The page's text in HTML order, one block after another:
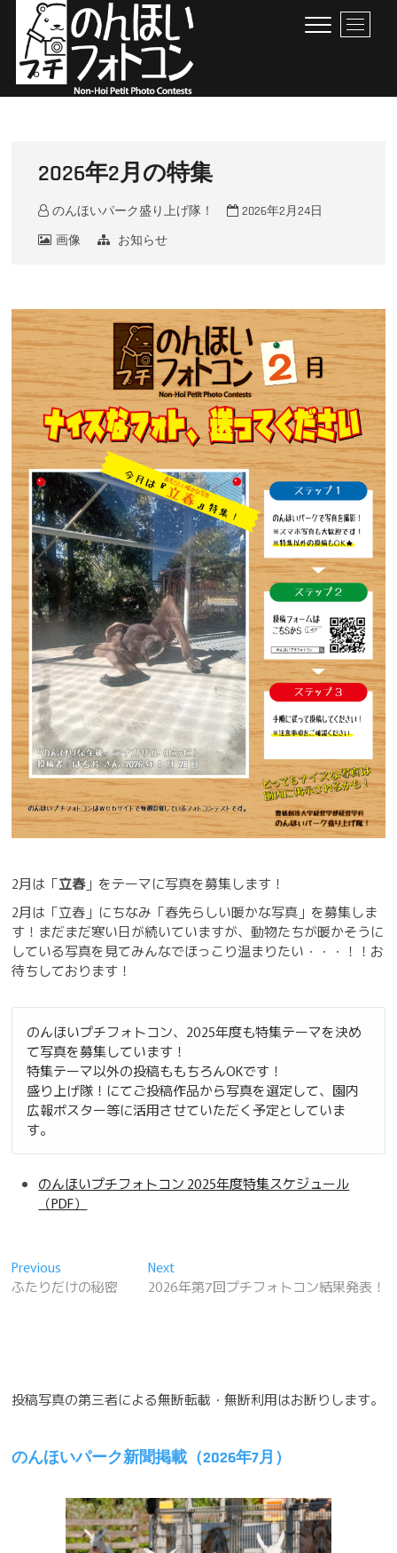
content
M
e
B
2026年2月の特集
のんほいパーク盛り上げ隊！
2026年2月24日
画像
お知らせ
2月は「立春」をテーマに写真を募集します！
2月は「立春」にちなみ「春先らしい暖かな写真」を募集しま
す！まだまだ寒い日が続いていますが、動物たちが暖かそうに
している写真を見てみんなでほっこり温まりたい・・・！！お
待ちしております！
のんほいプチフォトコン、2025年度も特集テーマを決め
て写真を募集しています！
特集テーマ以外の投稿ももちろんOKです！
盛り上げ隊！にてご投稿作品から写真を選定して、園内
広報ポスター等に活用させていただく予定としていま
す。
のんほいプチフォトコン 2025年度特集スケジュール
（PDF）
投
稿
ー
ョ
Previous
post:
ふたりだけの秘密
NextNext
post:
2026年第7回プチフォトコン結果発表！
投稿写真の第三者による無断転載・無断利用はお断りします。
のんほいパーク新聞掲載（2026年7月）